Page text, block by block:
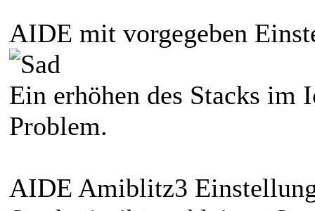
AIDE mit vorgegeben
Ein erhöhen des Stacks im
Problem.
AIDE Amiblitz3